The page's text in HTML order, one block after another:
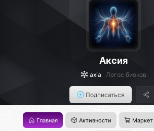
Аксия
axia Логос биоков
Подписаться
Главная Активности Маркет